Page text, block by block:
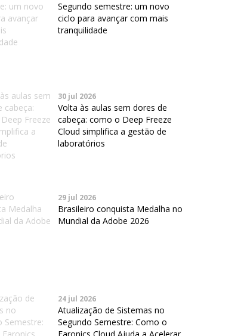
Segundo semestre: um novo
ciclo para avançar com mais
tranquilidade
30 jul 2026
Volta às aulas sem dores de
cabeça: como o Deep Freeze
Cloud simplifica a gestão de
laboratórios
29 jul 2026
Brasileiro conquista Medalha no
Mundial da Adobe 2026
24 jul 2026
Atualização de Sistemas no
Segundo Semestre: Como o